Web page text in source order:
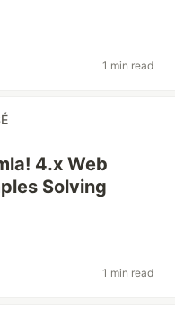
1 min read
4.x Web
Solving
1 min read